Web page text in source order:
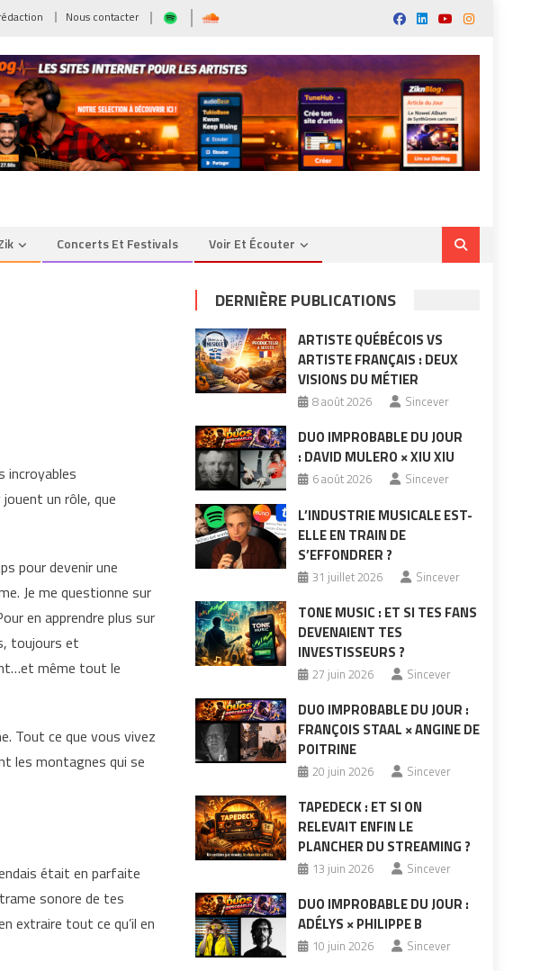
Nous contacter
Concerts Et Festivals Voir Et Écouter
incroyables
un rôle, que
pour devenir une
Je me questionne sur
en apprendre plus sur
toujours et
même tout le
Tout ce que vous vivez
les montagnes qui se
était en parfaite
sonore de tes
extraire tout ce qu’il en
DERNIÈRE PUBLICATIONS
ARTISTE QUÉBÉCOIS VS
ARTISTE FRANÇAIS : DEUX
VISIONS DU MÉTIER
8 août 2026 Sincever
DUO IMPROBABLE DU JOUR
: DAVID MULERO × XIU XIU
6 août 2026 Sincever
L’INDUSTRIE MUSICALE EST-
ELLE EN TRAIN DE
S’EFFONDRER ?
31 juillet 2026 Sincever
TONE MUSIC : ET SI TES FANS
DEVENAIENT TES
INVESTISSEURS ?
27 juin 2026 Sincever
DUO IMPROBABLE DU JOUR :
FRANÇOIS STAAL × ANGINE DE
POITRINE
20 juin 2026 Sincever
TAPEDECK : ET SI ON
RELEVAIT ENFIN LE
PLANCHER DU STREAMING ?
13 juin 2026 Sincever
DUO IMPROBABLE DU JOUR :
ADÉLYS × PHILIPPE B
10 juin 2026 Sincever